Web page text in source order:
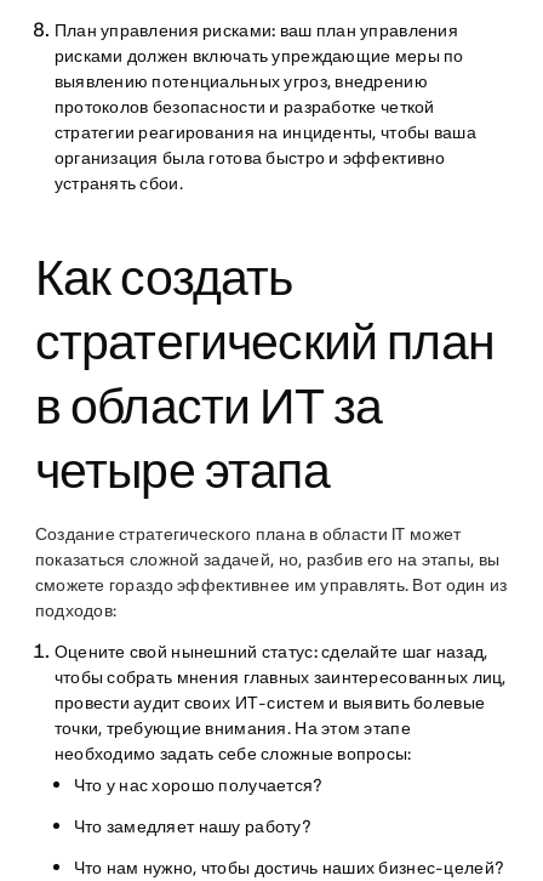
План управления рисками: ваш план управления
рисками должен включать упреждающие меры по
выявлению потенциальных угроз, внедрению
протоколов безопасности и разработке четкой
стратегии реагирования на инциденты, чтобы ваша
организация была готова быстро и эффективно
устранять сбои.
Как создать
стратегический план
в области ИТ за
четыре этапа
Создание стратегического плана в области IT может
показаться сложной задачей, но, разбив его на этапы, вы
сможете гораздо эффективнее им управлять. Вот один из
подходов:
Оцените свой нынешний статус:сделайте шаг назад,
чтобы собрать мнения главных заинтересованных лиц,
провести аудит своих ИТ-систем и выявить болевые
точки, требующие внимания. На этом этапе
необходимо задать себе сложные вопросы:
Что у нас хорошо получается?
Что замедляет нашу работу?
Что нам нужно, чтобы достичь наших бизнес-целей?